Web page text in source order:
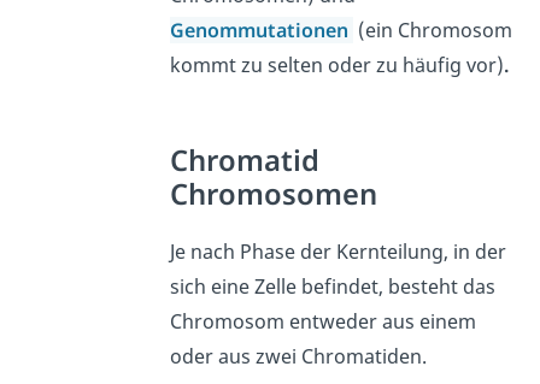
Genommutationen (ein Chromosom
kommt zu selten oder zu häufig vor).
Chromatid
Chromosomen
Je nach Phase der Kernteilung, in der
sich eine Zelle befindet, besteht das
Chromosom entweder aus einem
oder aus zwei Chromatiden.